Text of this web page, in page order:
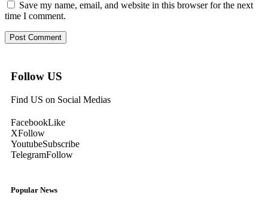
Save my name, email, and website in this browser for the next
time I comment.
Follow US
Find US on Social Medias
FacebookLike
XFollow
YoutubeSubscribe
TelegramFollow
Popular News